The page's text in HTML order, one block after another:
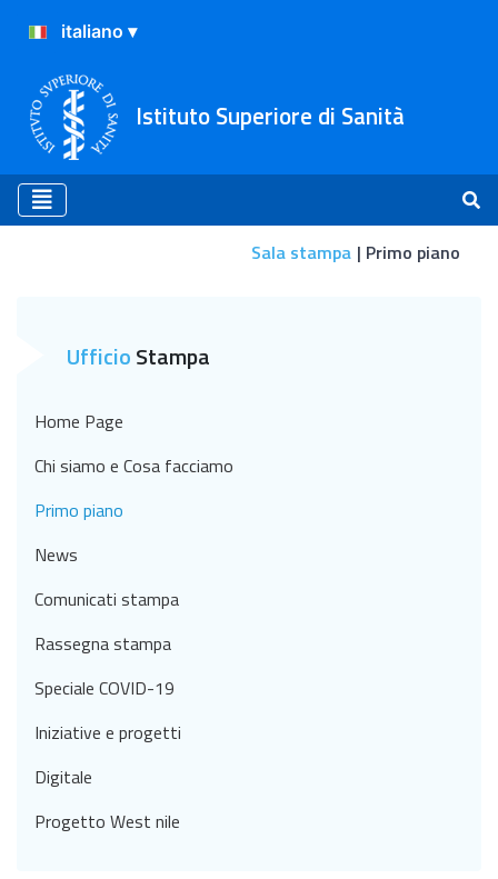
Istituto Superiore di Sanità
Sala stampa Primo piano
UfficioStampa
Home Page
Chi siamo e Cosa facciamo
Primo piano
News
Comunicati stampa
Rassegna stampa
Speciale COVID-19
Iniziative e progetti
Digitale
Progetto West nile